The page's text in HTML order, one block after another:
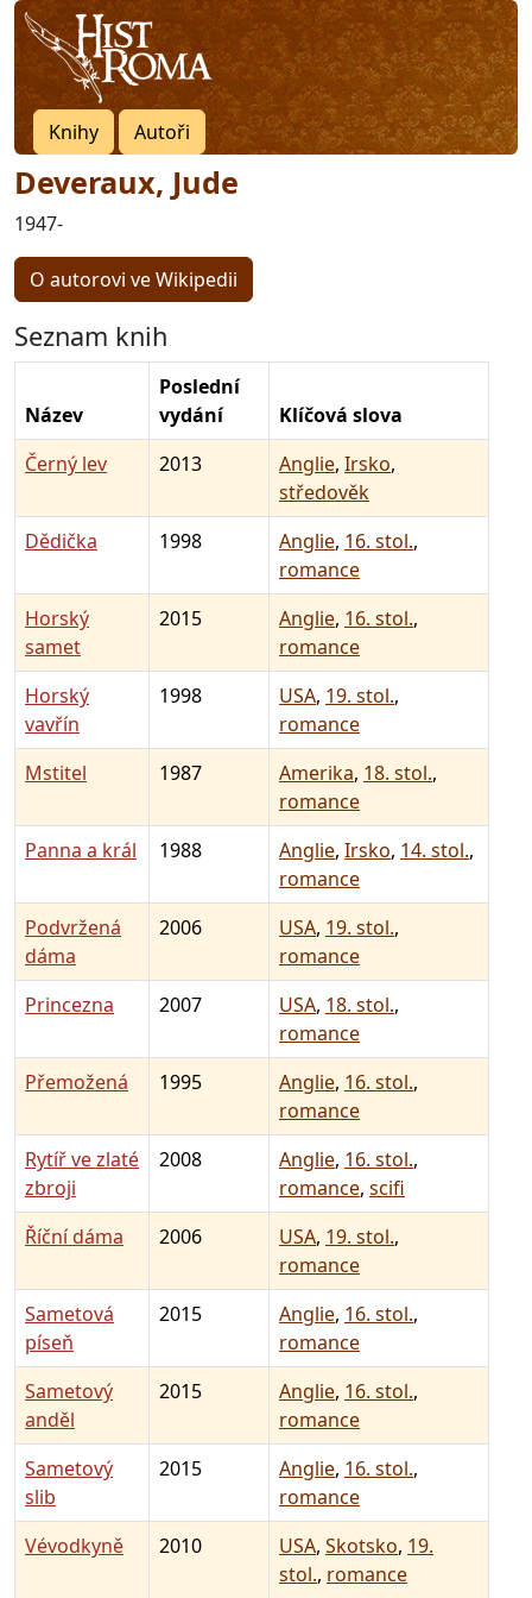
Knihy Autoři
Deveraux, Jude
1947-
O autorovi ve Wikipedii
Seznam knih
Název
Poslední
vydání
Klíčová slova
Černý lev
2013 Anglie, Irsko,
středověk
Dědička
1998 Anglie, 16. stol.,
romance
Horský
samet
2015 Anglie, 16. stol.,
romance
Horský
vavřín
1998 USA, 19. stol.,
romance
Mstitel
1987 Amerika, 18. stol.,
romance
Panna a král
1988 Anglie, Irsko, 14. stol.,
romance
Podvržená
dáma
2006 USA, 19. stol.,
romance
Princezna
2007 USA, 18. stol.,
romance
Přemožená
1995 Anglie, 16. stol.,
romance
Rytíř ve zlaté
zbroji
2008 Anglie, 16. stol.,
romance, scifi
Říční dáma
2006 USA, 19. stol.,
romance
Sametová
píseň
2015 Anglie, 16. stol.,
romance
Sametový
anděl
2015 Anglie, 16. stol.,
romance
Sametový
slib
2015 Anglie, 16. stol.,
romance
Vévodkyně
2010 USA, Skotsko, 19.
stol., romance